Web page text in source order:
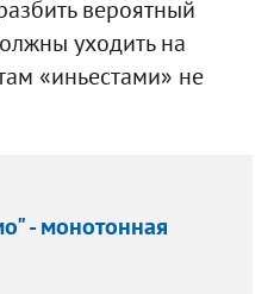
вероятный
уходить на
«иньестами» не
- монотонная